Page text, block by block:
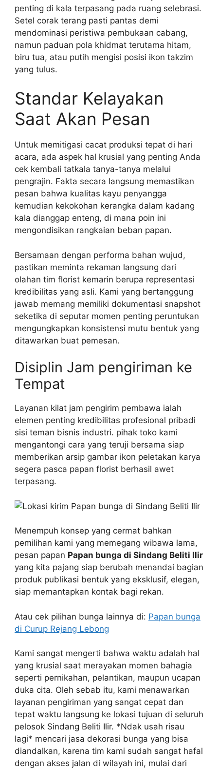
penting di kala terpasang pada ruang selebrasi.
Setel corak terang pasti pantas demi
mendominasi peristiwa pembukaan cabang,
namun paduan pola khidmat terutama hitam,
biru tua, atau putih mengisi posisi ikon takzim
yang tulus.
Standar Kelayakan
Saat Akan Pesan
Untuk memitigasi cacat produksi tepat di hari
acara, ada aspek hal krusial yang penting Anda
cek kembali tatkala tanya-tanya melalui
pengrajin. Fakta secara langsung memastikan
pesan bahwa kualitas kayu penyangga
kemudian kekokohan kerangka dalam kadang
kala dianggap enteng, di mana poin ini
mengondisikan rangkaian beban papan.
Bersamaan dengan performa bahan wujud,
pastikan meminta rekaman langsung dari
olahan tim florist kemarin berupa representasi
kredibilitas yang asli. Kami yang bertanggung
jawab memang memiliki dokumentasi snapshot
seketika di seputar momen penting peruntukan
mengungkapkan konsistensi mutu bentuk yang
ditawarkan buat pemesan.
Disiplin Jam pengiriman ke
Tempat
Layanan kilat jam pengirim pembawa ialah
elemen penting kredibilitas profesional pribadi
sisi teman bisnis industri. pihak toko kami
mengantongi cara yang teruji bersama siap
memberikan arsip gambar ikon peletakan karya
segera pasca papan florist berhasil awet
terpasang.
Menempuh konsep yang cermat bahkan
pemilihan kami yang memegang wibawa lama,
pesan papan Papan bunga di Sindang Beliti Ilir
yang kita pajang siap berubah menandai bagian
produk publikasi bentuk yang eksklusif, elegan,
siap memantapkan kontak bagi rekan.
Atau cek pilihan bunga lainnya di: Papan bunga
di Curup Rejang Lebong
Kami sangat mengerti bahwa waktu adalah hal
yang krusial saat merayakan momen bahagia
seperti pernikahan, pelantikan, maupun ucapan
duka cita. Oleh sebab itu, kami menawarkan
layanan pengiriman yang sangat cepat dan
tepat waktu langsung ke lokasi tujuan di seluruh
pelosok Sindang Beliti Ilir. *Ndak usah risau
lagi* mencari jasa dekorasi bunga yang bisa
diandalkan, karena tim kami sudah sangat hafal
dengan akses jalan di wilayah ini, mulai dari